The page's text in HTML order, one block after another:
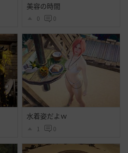
美容の時間
0 0
水着姿だよｗ
1 0